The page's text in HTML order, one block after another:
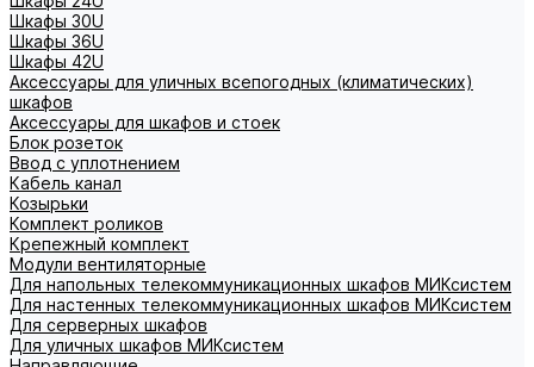
Шкафы 30U
Шкафы 36U
Шкафы 42U
Аксессуары для уличных всепогодных (климатических)
шкафов
Аксессуары для шкафов и стоек
Блок розеток
Ввод с уплотнением
Кабель канал
Козырьки
Комплект роликов
Крепежный комплект
Модули вентиляторные
Для напольных телекоммуникационных шкафов МИКсистем
Для настенных телекоммуникационных шкафов МИКсистем
Для серверных шкафов
Для уличных шкафов МИКсистем